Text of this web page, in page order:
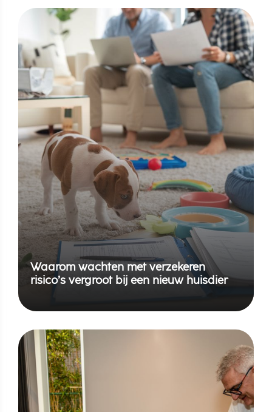
Waarom wachten met verzekeren
risico’s vergroot bij een nieuw huisdier